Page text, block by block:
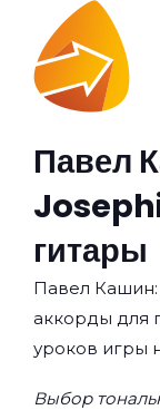
Павел
гитары
Павел Кашин:
аккорды для
уроков игры
Выбор